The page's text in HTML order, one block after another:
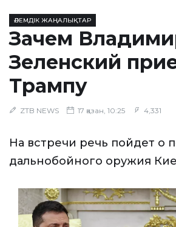
ӘЛЕМДІК ЖАҢАЛЫҚТАР
Зачем
Зеленский
Трампу
ZTB NEWS 17 қазан, 10:25 4,331
На встречи речь пойдет о
дальнобойного оружия